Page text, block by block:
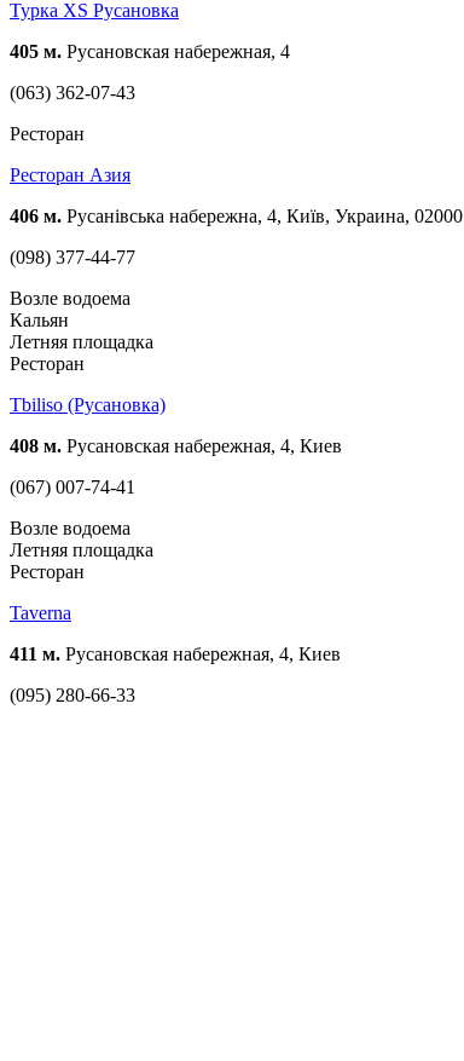
Турка XS Русановка
405 м. Русановская набережная, 4
(063) 362-07-43
Ресторан
Ресторан Азия
406 м. Русанівська набережна, 4, Київ, Украина, 02000
(098) 377-44-77
Возле водоема
Кальян
Летняя площадка
Ресторан
Tbiliso (Русановка)
408 м. Русановская набережная, 4, Киев
(067) 007-74-41
Возле водоема
Летняя площадка
Ресторан
Taverna
411 м. Русановская набережная, 4, Киев
(095) 280-66-33